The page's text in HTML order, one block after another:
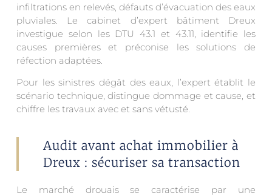
infiltrations en relevés, défauts d’évacuation des eaux
pluviales. Le cabinet d’expert bâtiment Dreux
investigue selon les DTU 43.1 et 43.11, identifie les
causes premières et préconise les solutions de
réfection adaptées.
Pour les sinistres dégât des eaux, l’expert établit le
scénario technique, distingue dommage et cause, et
chiffre les travaux avec et sans vétusté.
Audit avant achat immobilier à
Dreux : sécuriser sa transaction
Le marché drouais se caractérise par une